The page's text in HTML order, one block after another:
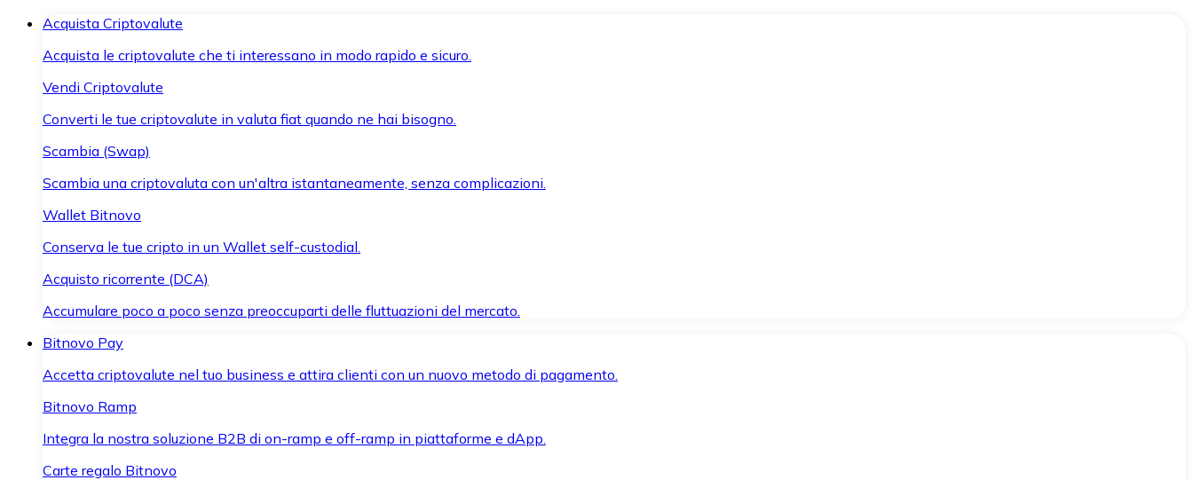
Acquista Criptovalute
Acquista le criptovalute che ti interessano in modo rapido e sicuro.
Vendi Criptovalute
Converti le tue criptovalute in valuta fiat quando ne hai bisogno.
Scambia (Swap)
Scambia una criptovaluta con un'altra istantaneamente, senza complicazioni.
Wallet Bitnovo
Conserva le tue cripto in un Wallet self-custodial.
Acquisto ricorrente (DCA)
Accumulare poco a poco senza preoccuparti delle fluttuazioni del mercato.
Bitnovo Pay
Accetta criptovalute nel tuo business e attira clienti con un nuovo metodo di pagamento.
Bitnovo Ramp
Integra la nostra soluzione B2B di on-ramp e off-ramp in piattaforme e dApp.
Carte regalo Bitnovo